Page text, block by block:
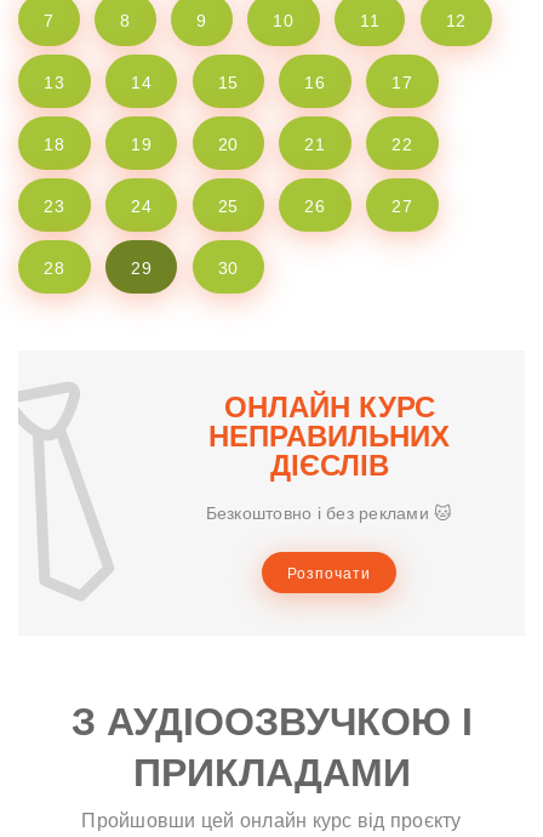
7 8 9 10 11 12
13 14 15 16 17
18 19 20 21 22
23 24 25 26 27
28 29 30
ОНЛАЙН КУРС
НЕПРАВИЛЬНИХ
ДІЄСЛІВ
Безкоштовно і без реклами 🐱
Розпочати
З АУДІООЗВУЧКОЮ І
ПРИКЛАДАМИ
Пройшовши цей онлайн курс від проєкту